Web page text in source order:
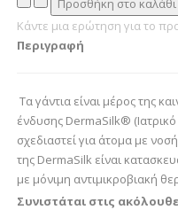
Κάντε μια ερώτηση για το
Περιγραφή
Τα γάντια είναι μέρος της
ένδυσης DermaSilk®
σχεδιαστεί για άτομα με
της DermaSilk είναι
με μόνιμη αντιμικροβιακή
Συνιστάται στις